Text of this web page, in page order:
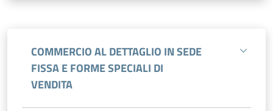
COMMERCIO AL DETTAGLIO IN SEDE
FISSA E FORME SPECIALI DI
VENDITA